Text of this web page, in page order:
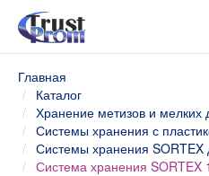
Главная
Каталог
Хранение метизов и мелких
Системы хранения с
Системы хранения SORTEX
Система хранения